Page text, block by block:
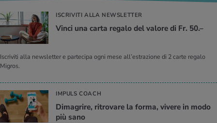
ISCRIVITI ALLA NEWSLETTER
Vinci una carta re­ga­lo del va­lo­re di Fr. 50.–
Iscriviti alla newsletter e partecipa ogni mese all’estrazione di 2 carte regalo
Migros.
IMPULS COACH
Di­ma­gri­re, ri­tro­va­re la forma, vi­ve­re in modo
più sano